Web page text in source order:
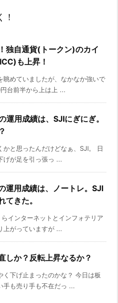
独自通貨(トークン)のカイ
も上昇！
眺めていましたが、なかなか強いで
台前半から上は上 ...
用成績は、SJIにぎにぎ。
かと思ったんだけどなぁ、SJI。 日
げが足を引っ張っ ...
運用成績は、ノートレ。SJI
てきた。
インターネットとインフォテリア
上がっていますが ...
しか？反転上昇なるか？
く下げ止まったのかな？ 今日は板
手も売り手も不在だっ ...